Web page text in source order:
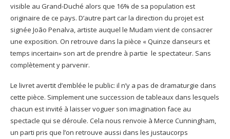
visible au Grand-Duché alors que 16% de sa population est
originaire de ce pays. D’autre part car la direction du projet est
signée João Penalva, artiste auquel le Mudam vient de consacrer
une exposition. On retrouve dans la pièce « Quinze danseurs et
temps incertain» son art de prendre à partie le spectateur. Sans
complètement y parvenir.
Le livret avertit d’emblée le public: il n’y a pas de dramaturgie dans
cette pièce. Simplement une succession de tableaux dans lesquels
chacun est invité à laisser voguer son imagination face au
spectacle qui se déroule. Cela nous renvoie à Merce Cunningham,
un parti pris que l’on retrouve aussi dans les justaucorps